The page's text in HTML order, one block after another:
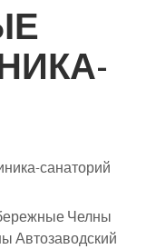
санаторий
Челны
Автозаводский